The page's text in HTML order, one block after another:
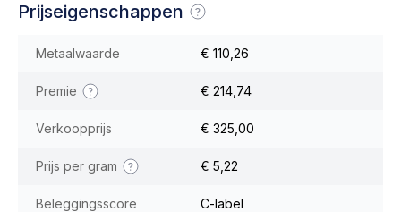
Prijseigenschappen
Metaalwaarde € 110,26
Premie € 214,74
Verkoopprijs € 325,00
Prijs per gram € 5,22
Beleggingsscore C-label